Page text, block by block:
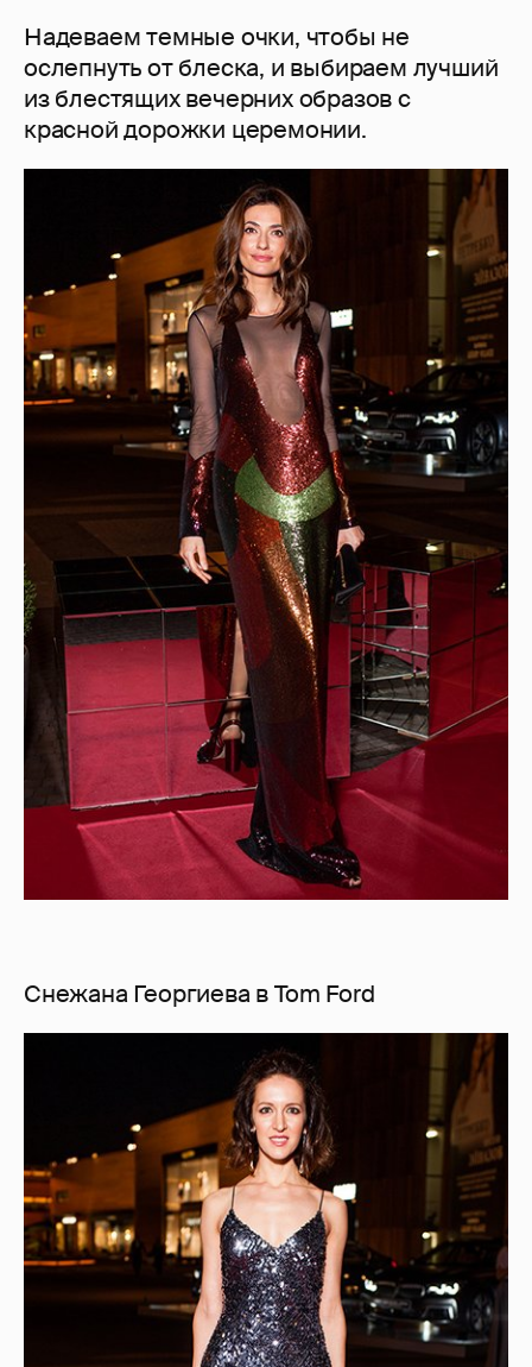
Надеваем темные очки, чтобы не
ослепнуть от блеска, и выбираем лучший
из блестящих вечерних образов с
красной дорожки церемонии.
Снежана Георгиева в Tom Ford